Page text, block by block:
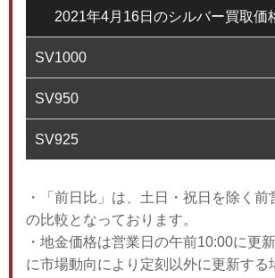
2021年4月16日のシルバー買取価
SV1000
SV950
SV925
・「前日比」は、土日・祝日を除く前
の比較となっております。
・地金価格は営業日の午前10:00に更
に市場動向により定刻以外に更新する